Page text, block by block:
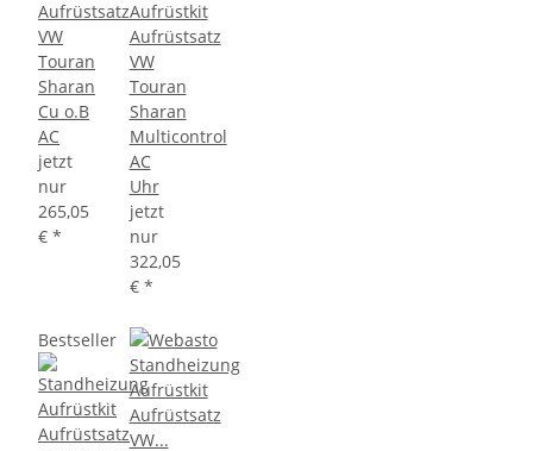
Aufrüstsatz
VW
Touran
Sharan
Cu o.B
AC
jetzt
nur
265,05
€ *
Aufrüstkit
Aufrüstsatz
VW
Touran
Sharan
Multicontrol
AC
Uhr
jetzt
nur
322,05
€ *
Bestseller